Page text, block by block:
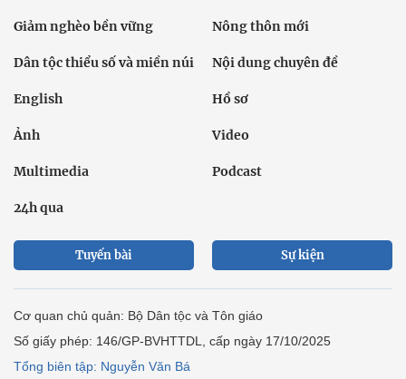
Giảm nghèo bền vững Nông thôn mới
Dân tộc thiểu số và miền núi Nội dung chuyên đề
English Hồ sơ
Ảnh Video
Multimedia Podcast
24h qua
Tuyến bài Sự kiện
Cơ quan chủ quản: Bộ Dân tộc và Tôn giáo
Số giấy phép: 146/GP-BVHTTDL, cấp ngày 17/10/2025
Tổng biên tập: Nguyễn Văn Bá